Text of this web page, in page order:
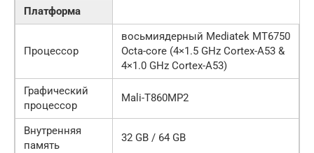
Платформа
Процессор
восьмиядерный Mediatek MT6750
Octa-core (4×1.5 GHz Cortex-A53 &
4×1.0 GHz Cortex-A53)
Графический
процессор
Mali-T860MP2
Внутренняя
память
32 GB / 64 GB